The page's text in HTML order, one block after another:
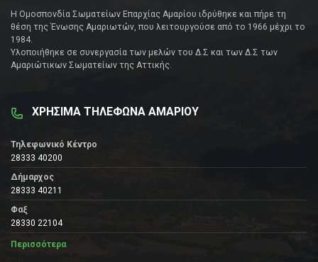
Η Ομοσπονδία Σωματείων Επαρχίας Αμαρίου ιδρύθηκε και πήρε τη
θέση της Ένωσης Αμαριωτών, που λειτουργούσε από το 1966 μέχρι το
1984.
Υλοποιήθηκε σε συνεργασία των μελών του Δ.Σ και των Δ.Σ των
Αμαριώτικων Σωματείων της Αττικής.
ΧΡΗΣΙΜΑ ΤΗΛΕΦΩΝΑ ΑΜΑΡΙΟΥ
Τηλεφωνικό Κέντρο
28333 40200
Δήμαρχος
28333 40211
Φαξ
28330 22104
Περισσότερα